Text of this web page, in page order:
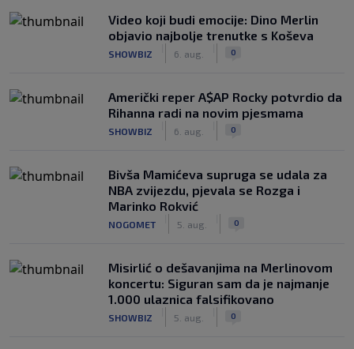
Video koji budi emocije: Dino Merlin
objavio najbolje trenutke s Koševa
SHOWBIZ 6. aug. 0
Američki reper A$AP Rocky potvrdio da
Rihanna radi na novim pjesmama
SHOWBIZ 6. aug. 0
Bivša Mamićeva supruga se udala za
NBA zvijezdu, pjevala se Rozga i
Marinko Rokvić
NOGOMET 5. aug. 0
Misirlić o dešavanjima na Merlinovom
koncertu: Siguran sam da je najmanje
1.000 ulaznica falsifikovano
SHOWBIZ 5. aug. 0